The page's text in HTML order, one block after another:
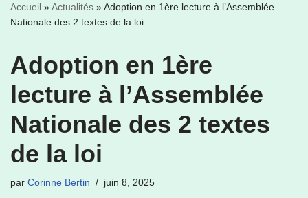
Accueil »Actualités »Adoption en 1ère lecture à l’Assemblée
Nationale des 2 textes de la loi
Adoption en 1ère
lecture à l’Assemblée
Nationale des 2 textes
de la loi
par Corinne Bertin juin 8, 2025